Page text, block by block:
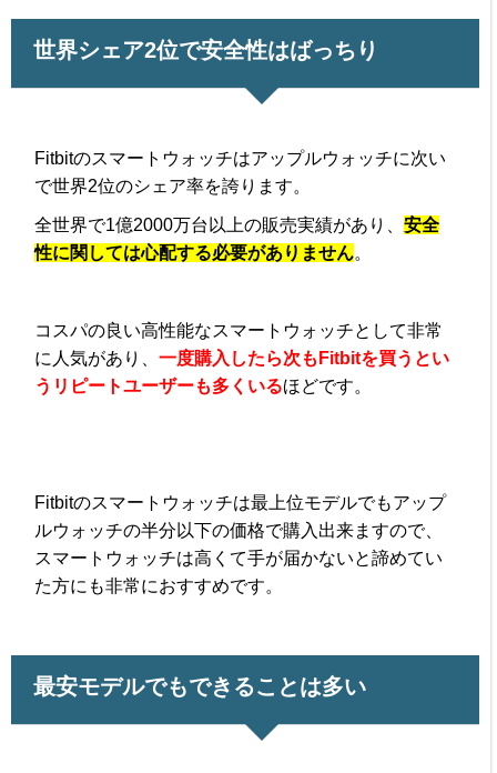
世界シェア2位で安全性はばっちり
Fitbitのスマートウォッチはアップルウォッチに次い
で世界2位のシェア率を誇ります。
全世界で1億2000万台以上の販売実績があり、安全
性に関しては心配する必要がありません。
コスパの良い高性能なスマートウォッチとして非常
に人気があり、一度購入したら次もFitbitを買うとい
うリピートユーザーも多くいるほどです。
Fitbitのスマートウォッチは最上位モデルでもアップ
ルウォッチの半分以下の価格で購入出来ますので、
スマートウォッチは高くて手が届かないと諦めてい
た方にも非常におすすめです。
最安モデルでもできることは多い